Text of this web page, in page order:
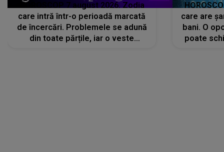
HOROSCOP 7 august 2026. Zodia
care intră într-o perioadă marcată
de încercări. Problemele se adună
din toate părțile, iar o veste
care are
bani. O
poate